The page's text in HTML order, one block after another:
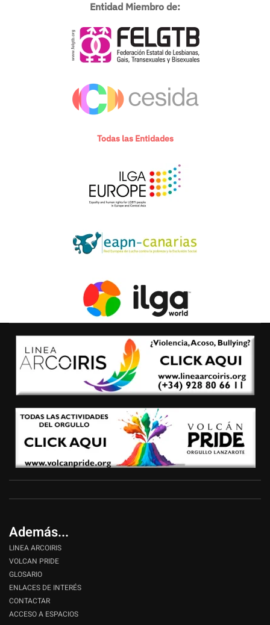
Entidad Miembro de:
Todas las Entidades
Además...
LINEA ARCOIRIS
VOLCAN PRIDE
GLOSARIO
ENLACES DE INTERÉS
CONTACTAR
ACCESO A ESPACIOS